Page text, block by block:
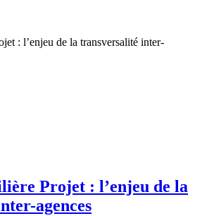
Projet : l’enjeu de la
agences